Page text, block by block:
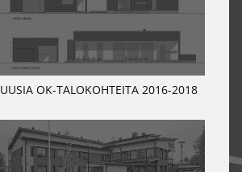
UUSIA OK-TALOKOHTEITA 2016-2018